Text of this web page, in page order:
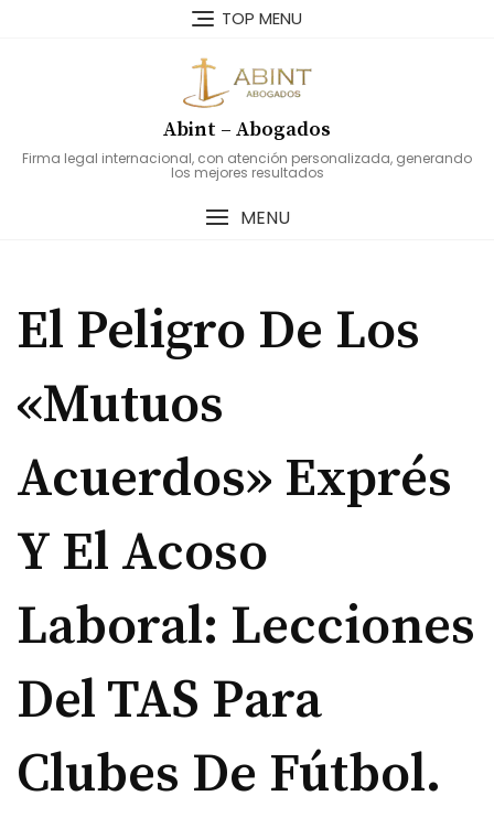
TOP MENU
Abint – Abogados
Firma legal internacional, con atención personalizada, generando
los mejores resultados
MENU
El Peligro De Los
«Mutuos
Acuerdos» Exprés
Y El Acoso
Laboral: Lecciones
Del TAS Para
Clubes De Fútbol.